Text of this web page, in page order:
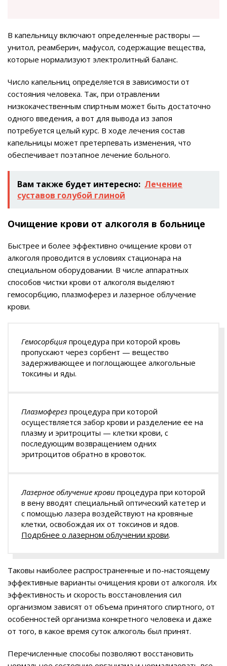
В капельницу включают определенные растворы —
унитол, реамберин, мафусол, содержащие вещества,
которые нормализуют электролитный баланс.
Число капельниц определяется в зависимости от
состояния человека. Так, при отравлении
низкокачественным спиртным может быть достаточно
одного введения, а вот для вывода из запоя
потребуется целый курс. В ходе лечения состав
капельницы может претерпевать изменения, что
обеспечивает поэтапное лечение больного.
Вам также будет интересно: Лечение
суставов голубой глиной
Очищение крови от алкоголя в больнице
Быстрее и более эффективно очищение крови от
алкоголя проводится в условиях стационара на
специальном оборудовании. В числе аппаратных
способов чистки крови от алкоголя выделяют
гемосорбцию, плазмоферез и лазерное облучение
крови.
Гемосорбция процедура при которой кровь
пропускают через сорбент — вещество
задерживающее и поглощающее алкогольные
токсины и яды.
Плазмоферез процедура при которой
осуществляется забор крови и разделение ее на
плазму и эритроциты — клетки крови, с
последующим возвращением одних
эритроцитов обратно в кровоток.
Лазерное облучение крови процедура при которой
в вену вводят специальный оптический катетер и
с помощью лазера воздействуют на кровяные
клетки, освобождая их от токсинов и ядов.
Подрбнее о лазерном облучении крови.
Таковы наиболее распространенные и по-настоящему
эффективные варианты очищения крови от алкоголя. Их
эффективность и скорость восстановления сил
организмом зависят от объема принятого спиртного, от
особенностей организма конкретного человека и даже
от того, в какое время суток алкоголь был принят.
Перечисленные способы позволяют восстановить